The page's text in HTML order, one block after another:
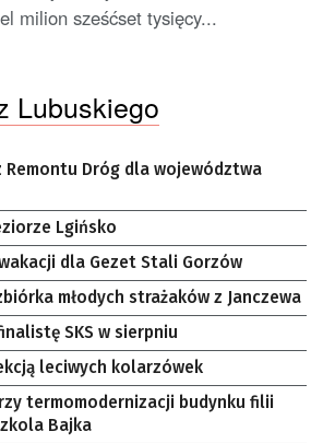
milion sześćset tysięcy...
Lubuskiego
Remontu Dróg dla województwa
Lgińsko
dla Gezet Stali Gorzów
młodych strażaków z Janczewa
SKS w sierpniu
leciwych kolarzówek
termomodernizacji budynku filii
Bajka